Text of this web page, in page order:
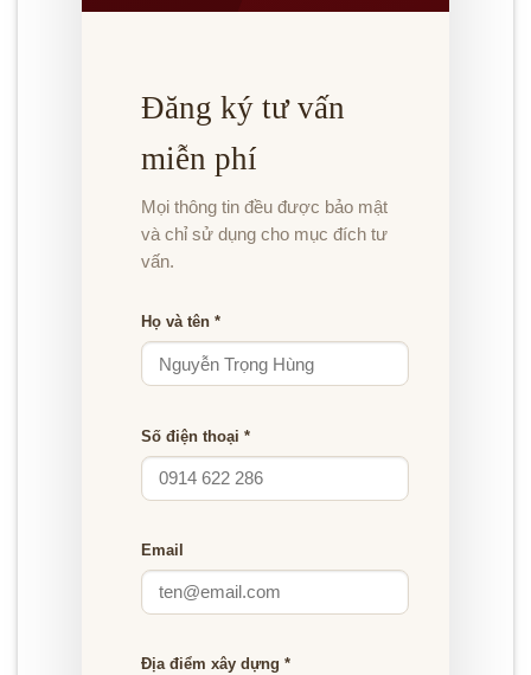
Đăng ký tư vấn
miễn phí
Mọi thông tin đều được bảo mật
và chỉ sử dụng cho mục đích tư
vấn.
Họ và tên *
Số điện thoại *
Email
Địa điểm xây dựng *